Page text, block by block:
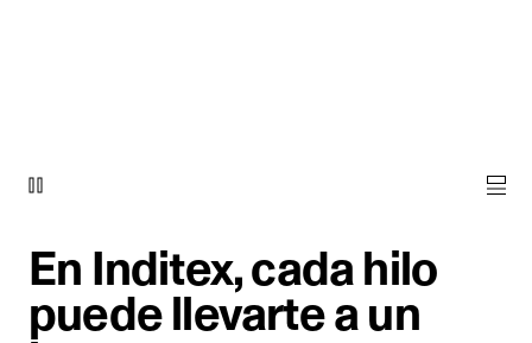
En Inditex, cada hilo
puede llevarte a un